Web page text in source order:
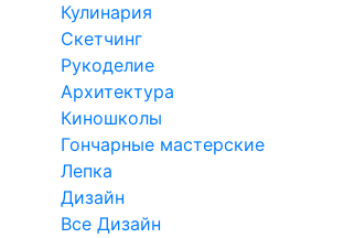
Кулинария
Скетчинг
Рукоделие
Архитектура
Киношколы
Гончарные мастерские
Лепка
Дизайн
Все Дизайн